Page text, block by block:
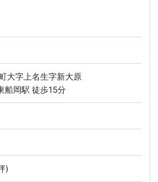
大字上名生字新大原
船岡駅 徒歩15分
)